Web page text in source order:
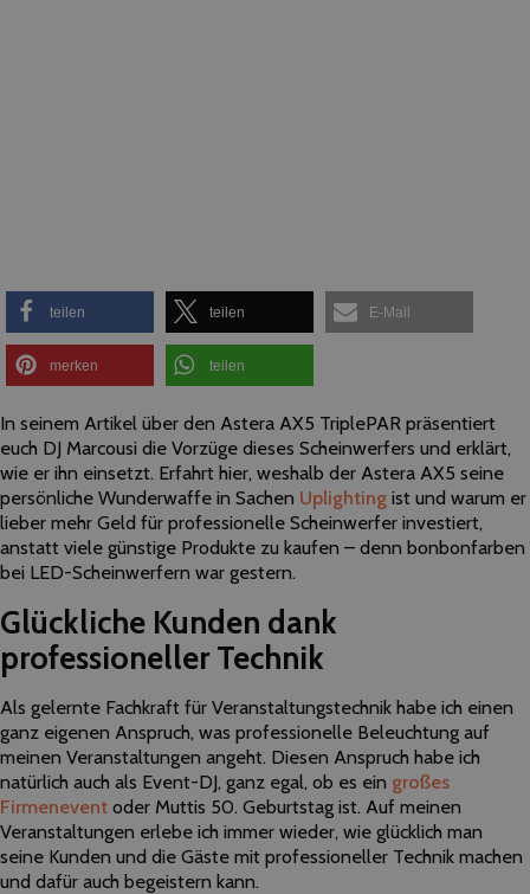
teilen teilen E-Mail
merken teilen
In seinem Artikel über den Astera AX5 TriplePAR präsentiert
euch DJ Marcousi die Vorzüge dieses Scheinwerfers und erklärt,
wie er ihn einsetzt. Erfahrt hier, weshalb der Astera AX5 seine
persönliche Wunderwaffe in Sachen Uplighting ist und warum er
lieber mehr Geld für professionelle Scheinwerfer investiert,
anstatt viele günstige Produkte zu kaufen – denn bonbonfarben
bei LED-Scheinwerfern war gestern.
Glückliche Kunden dank
professioneller Technik
Als gelernte Fachkraft für Veranstaltungstechnik habe ich einen
ganz eigenen Anspruch, was professionelle Beleuchtung auf
meinen Veranstaltungen angeht. Diesen Anspruch habe ich
natürlich auch als Event-DJ, ganz egal, ob es ein großes
Firmenevent oder Muttis 50. Geburtstag ist. Auf meinen
Veranstaltungen erlebe ich immer wieder, wie glücklich man
seine Kunden und die Gäste mit professioneller Technik machen
und dafür auch begeistern kann.